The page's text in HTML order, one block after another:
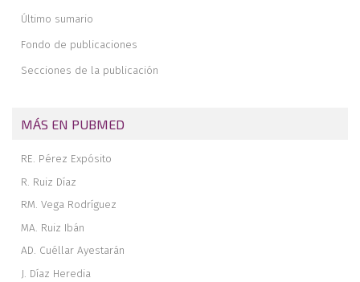
Riesgo de lesión de la arteria geniculada externa durante la sutura
Instrucciones para el envío de fotografías para la cubierta de
REACA
Último sumario
Fondo de publicaciones
Secciones de la publicación
MÁS EN PUBMED
RE. Pérez Expósito
R. Ruiz Díaz
RM. Vega Rodríguez
MA. Ruiz Ibán
AD. Cuéllar Ayestarán
J. Díaz Heredia